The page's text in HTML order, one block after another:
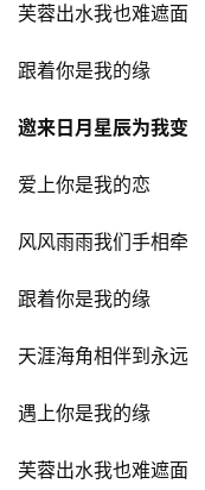
芙蓉出水我也难遮面
跟着你是我的缘
邀来日月星辰为我变
爱上你是我的恋
风风雨雨我们手相牵
跟着你是我的缘
天涯海角相伴到永远
遇上你是我的缘
芙蓉出水我也难遮面